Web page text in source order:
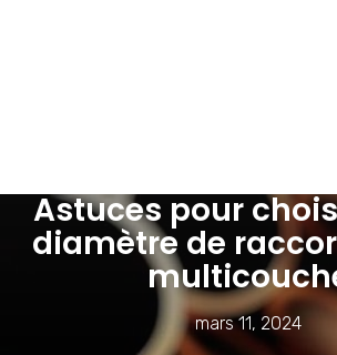
Astuces pour
diamètre de
mars 11, 2024